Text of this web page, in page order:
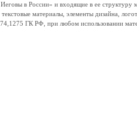
в России» и входящие в ее структуру
материалы, элементы дизайна,
ГК РФ, при любом использовании